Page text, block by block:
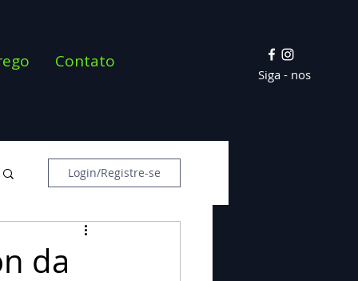
Contato
Siga - nos
Login/Registre-se
da